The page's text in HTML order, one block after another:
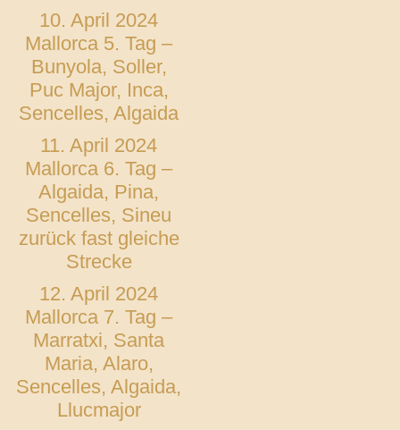
10. April 2024
Mallorca 5. Tag –
Bunyola, Soller,
Puc Major, Inca,
Sencelles, Algaida
11. April 2024
Mallorca 6. Tag –
Algaida, Pina,
Sencelles, Sineu
zurück fast gleiche
Strecke
12. April 2024
Mallorca 7. Tag –
Marratxi, Santa
Maria, Alaro,
Sencelles, Algaida,
Llucmajor